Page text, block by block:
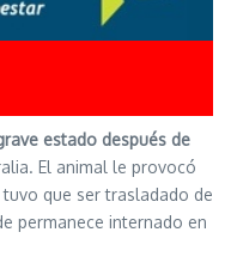
estado después de
El animal le provocó
que ser trasladado de
permanece internado en